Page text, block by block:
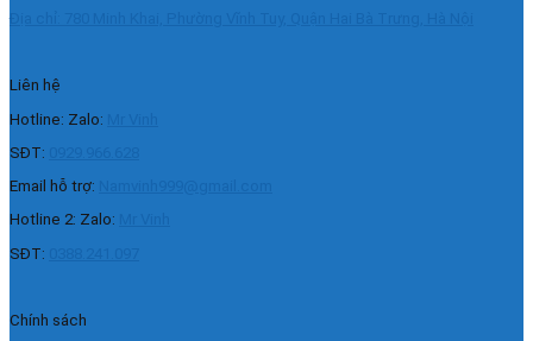
Liên hệ
Hotline: Zalo:
SĐT:
Email hỗ trợ:
Hotline 2: Zalo:
SĐT:
Chính sách